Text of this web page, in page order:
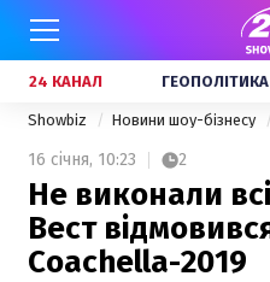
24 КАНАЛ ГЕОПОЛІТИКА
Showbiz Новини шоу-бізнесу
16 січня, 10:23 2
Не виконали
Вест
Coachella-2019